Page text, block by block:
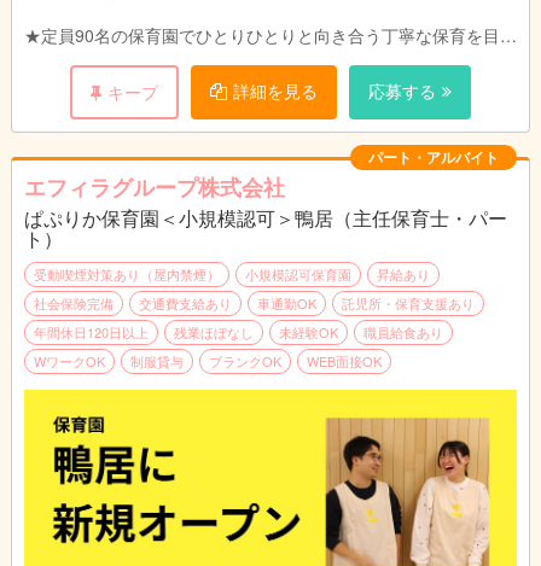
★定員90名の保育園でひとりひとりと向き合う丁寧な保育を目指
ご家庭、職員、地域のトライアングルで子どもたちの成長を見守
れるような環境づくりを目指しています。
キープ 詳細を見る 応募する
パート・アルバイト
エフィラグループ株式会社
ぱぷりか保育園＜小規模認可＞鴨居（主任保育士・パー
ト）
受動喫煙対策あり（屋内禁煙） 小規模認可保育園
昇給あり
社会保険完備
交通費支給あり 車通勤OK
託児所・保育支援あり
年間休日120日以上
残業ほぼなし 未経験OK
職員給食あり
WワークOK
制服貸与 ブランクOK WEB面接OK